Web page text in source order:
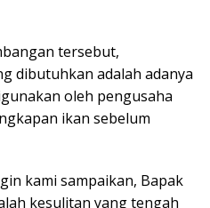
tersebut,
dibutuhkan adalah adanya
oleh pengusaha
ikan sebelum
kami sampaikan, Bapak
kesulitan yang tengah